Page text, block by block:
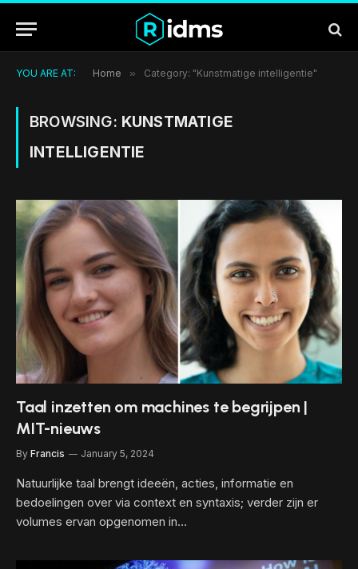
YOU ARE AT: Home » Category: "Kunstmatige intelligentie"
BROWSING: KUNSTMATIGE
INTELLIGENTIE
Taal inzetten om machines te begrijpen |
MIT-nieuws
By Francis January 5, 2024
Natuurlijke taal brengt ideeën, acties, informatie en
bedoelingen over via context en syntaxis; verder zijn er
volumes ervan opgenomen in…